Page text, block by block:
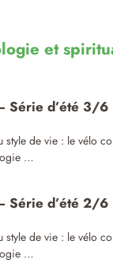
et
Série d’été 3/6
style de vie : le vélo
…
Série d’été 2/6
style de vie : le vélo
…